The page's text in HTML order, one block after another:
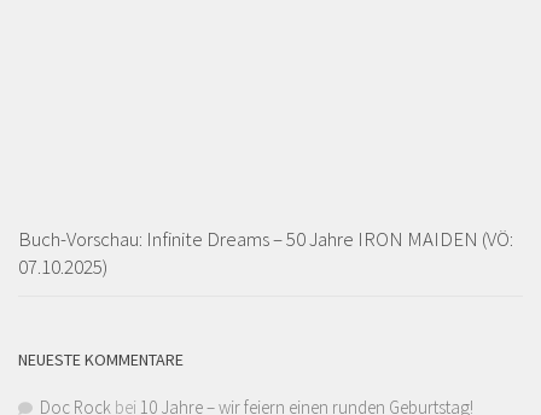
Buch-Vorschau: Infinite Dreams – 50 Jahre IRON MAIDEN (VÖ:
07.10.2025)
NEUESTE KOMMENTARE
Doc Rock bei 10 Jahre – wir feiern einen runden Geburtstag!